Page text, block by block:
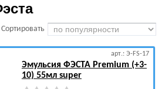
Сортировать
арт.: Э-FS-17
Эмульсия ФЭСТА Premium (+3-
10) 55мл super